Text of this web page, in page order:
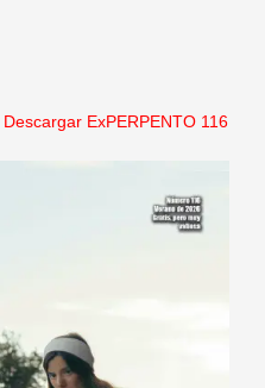
Descargar ExPERPENTO 116